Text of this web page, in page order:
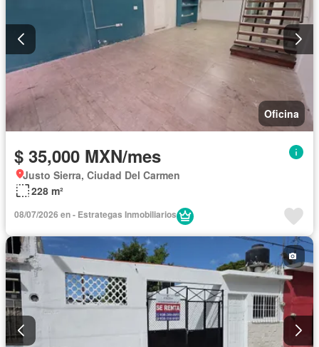
Oficina
$ 35,000 MXN/mes
Justo Sierra, Ciudad Del Carmen
228 m²
08/07/2026 en - Estrategas Inmobiliarios